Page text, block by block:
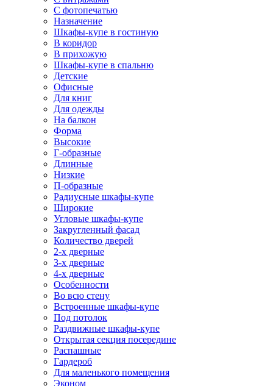
С фотопечатью
Назначение
Шкафы-купе в гостиную
В коридор
В прихожую
Шкафы-купе в спальню
Детские
Офисные
Для книг
Для одежды
На балкон
Форма
Высокие
Г-образные
Длинные
Низкие
П-образные
Радиусные шкафы-купе
Широкие
Угловые шкафы-купе
Закругленный фасад
Количество дверей
2-х дверные
3-х дверные
4-х дверные
Особенности
Во всю стену
Встроенные шкафы-купе
Под потолок
Раздвижные шкафы-купе
Открытая секция посередине
Распашные
Гардероб
Для маленького помещения
Эконом